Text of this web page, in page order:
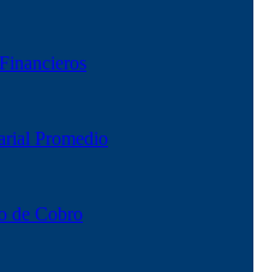
Promedio
de Cobro